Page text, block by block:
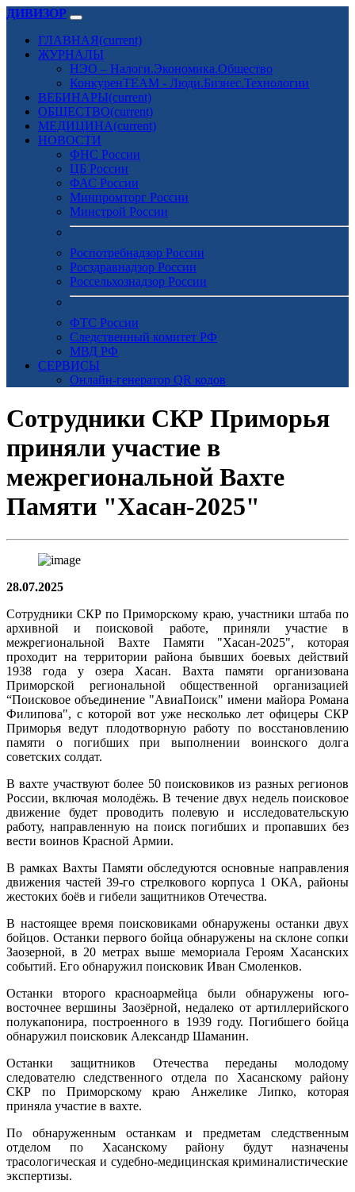
ДИВИЗОР
ГЛАВНАЯ(current)
ЖУРНАЛЫ
НЭО – Налоги.Экономика.Общество
КонкуренTEAM - Люди.Бизнес.Технологии
ВЕБИНАРЫ(current)
ОБЩЕСТВО(current)
МЕДИЦИНА(current)
НОВОСТИ
ФНС России
ЦБ России
ФАС России
Минпромторг России
Минстрой России
Роспотребнадзор России
Росздравнадзор России
Россельхознадзор России
ФТС России
Следственный комитет РФ
МВД РФ
СЕРВИСЫ
Онлайн-генератор QR кодов
Сотрудники СКР Приморья
приняли участие в
межрегиональной Вахте
Памяти "Хасан-2025"
28.07.2025
Сотрудники СКР по Приморскому краю, участники штаба по
архивной и поисковой работе, приняли участие в
межрегиональной Вахте Памяти "Хасан-2025", которая
проходит на территории района бывших боевых действий
1938 года у озера Хасан. Вахта памяти организована
Приморской региональной общественной организацией
“Поисковое объединение "АвиаПоиск" имени майора Романа
Филипова", с которой вот уже несколько лет офицеры СКР
Приморья ведут плодотворную работу по восстановлению
памяти о погибших при выполнении воинского долга
советских солдат.
В вахте участвуют более 50 поисковиков из разных регионов
России, включая молодёжь. В течение двух недель поисковое
движение будет проводить полевую и исследовательскую
работу, направленную на поиск погибших и пропавших без
вести воинов Красной Армии.
В рамках Вахты Памяти обследуются основные направления
движения частей 39-го стрелкового корпуса 1 ОКА, районы
жестоких боёв и гибели защитников Отечества.
В настоящее время поисковиками обнаружены останки двух
бойцов. Останки первого бойца обнаружены на склоне сопки
Заозерной, в 20 метрах выше мемориала Героям Хасанских
событий. Его обнаружил поисковик Иван Смоленков.
Останки второго красноармейца были обнаружены юго-
восточнее вершины Заозёрной, недалеко от артиллерийского
полукапонира, построенного в 1939 году. Погибшего бойца
обнаружил поисковик Александр Шаманин.
Останки защитников Отечества переданы молодому
следователю следственного отдела по Хасанскому району
СКР по Приморскому краю Анжелике Липко, которая
приняла участие в вахте.
По обнаруженным останкам и предметам следственным
отделом по Хасанскому району будут назначены
трасологическая и судебно-медицинскаякриминалистические
экспертизы.